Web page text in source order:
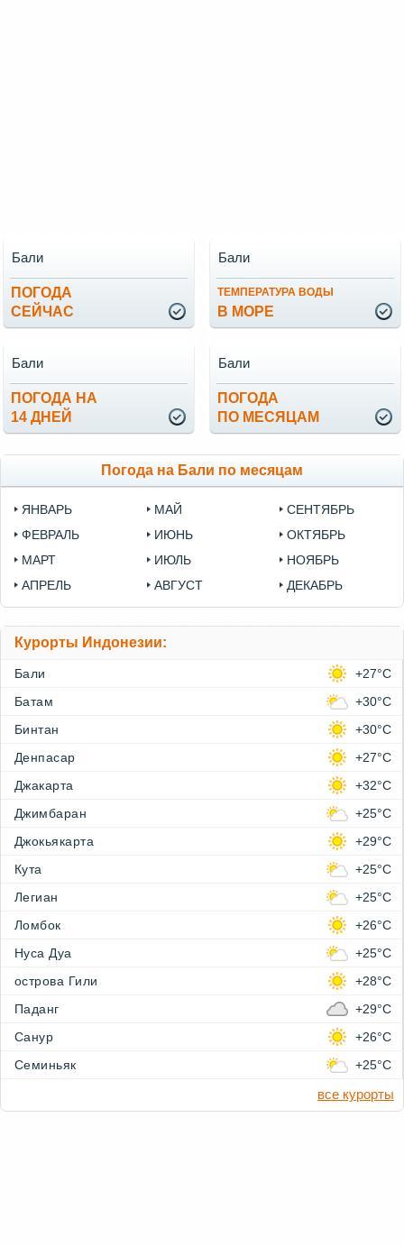
ПОГОДА
СЕЙЧАС
Бали
ТЕМПЕРАТУРА ВОДЫ
В МОРЕ
Бали
ПОГОДА НА
14 ДНЕЙ
Бали
ПОГОДА
ПО МЕСЯЦАМ
Бали
Погода на Бали по месяцам
ЯНВАРЬ
ФЕВРАЛЬ
МАРТ
АПРЕЛЬ
МАЙ
ИЮНЬ
ИЮЛЬ
АВГУСТ
СЕНТЯБРЬ
ОКТЯБРЬ
НОЯБРЬ
ДЕКАБРЬ
Курорты Индонезии:
Бали
+27°C
Батам
+30°C
Бинтан
+30°C
Денпасар
+27°C
Джакарта
+32°C
Джимбаран
+25°C
Джокьякарта
+29°C
Кута
+25°C
Легиан
+25°C
Ломбок
+26°C
Нуса Дуа
+25°C
острова Гили
+28°C
Паданг
+29°C
Санур
+26°C
Семиньяк
+25°C
все курорты